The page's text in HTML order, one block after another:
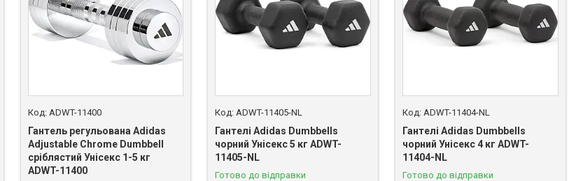
ADWT-11400
Гантель регульована Adidas
Adjustable Chrome Dumbbell
сріблястий Унісекс 1-5 кг
ADWT-11400
ADWT-11405-NL
Гантелі Adidas Dumbbells
чорний Унісекс 5 кг ADWT-
11405-NL
Готово до відправки
ADWT-11404-NL
Гантелі Adidas Dumbbells
чорний Унісекс 4 кг ADWT-
11404-NL
Готово до відправки